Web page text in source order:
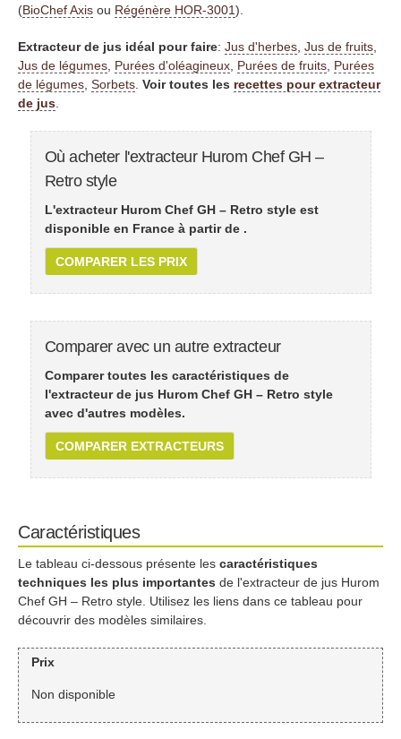
(BioChef Axis ou Régénère HOR-3001).
Extracteur de jus idéal pour faire: Jus d'herbes Jus de fruits
Jus de légumes Purées d'oléagineux Purées de fruits Purées
de légumes Sorbets Voir toutes les recettes pour extracteur
de jus
Où acheter l'extracteur Hurom Chef GH –
Retro style
L'extracteur Hurom Chef GH – Retro style est
disponible en France à partir de .
COMPARER LES PRIX
Comparer avec un autre extracteur
Comparer toutes les caractéristiques de
l'extracteur de jus Hurom Chef GH – Retro style
avec d'autres modèles.
COMPARER EXTRACTEURS
Caractéristiques
Le tableau ci-dessous présente les caractéristiques
techniques les plus importantes de l'extracteur de jus Hurom
Chef GH – Retro style. Utilisez les liens dans ce tableau pour
découvrir des modèles similaires.
Prix
Non disponible